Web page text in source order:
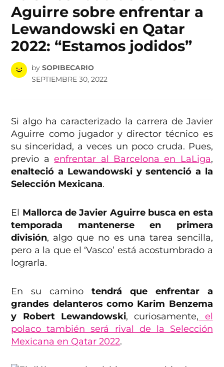
Aguirre sobre enfrentar a
Lewandowski en Qatar
2022: “Estamos jodidos”
by SOPIBECARIO
SEPTIEMBRE 30, 2022
Si algo ha caracterizado la carrera de Javier
Aguirre como jugador y director técnico es
su sinceridad, a veces un poco cruda. Pues,
previo aenfrentar al Barcelona en LaLiga,
enalteció a Lewandowski y sentenció a la
Selección Mexicana.
El Mallorca de Javier Aguirre busca en esta
temporada mantenerse en primera
división, algo que no es una tarea sencilla,
pero a la que el ‘Vasco’ está acostumbrado a
lograrla.
En su camino tendrá que enfrentar a
grandes delanteros como Karim Benzema
y Robert Lewandowski, curiosamente, el
polaco también será rival de la Selección
Mexicana en Qatar 2022.